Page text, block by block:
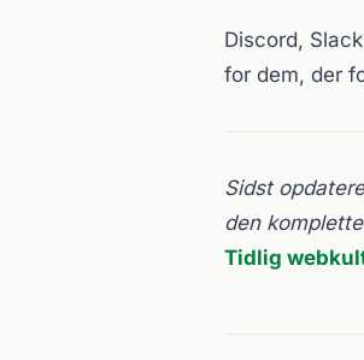
Discord,
for dem, der
Sidst
den
Tidlig